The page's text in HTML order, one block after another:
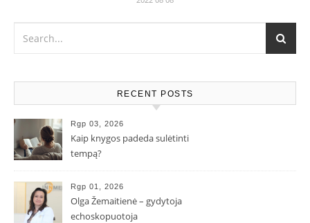
RECENT POSTS
Rgp 03, 2026
Kaip knygos padeda sulėtinti
tempą?
Rgp 01, 2026
Olga Žemaitienė – gydytoja
echoskopuotoja